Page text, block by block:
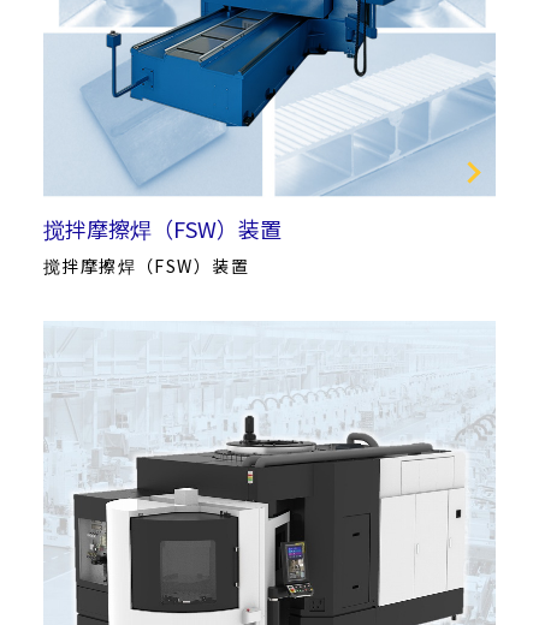
搅拌摩擦焊（FSW）装置
搅拌摩擦焊（FSW）装置